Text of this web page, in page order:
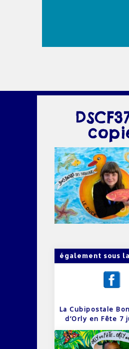
également sous
La Cubipostale
d’Orly en Fête 7